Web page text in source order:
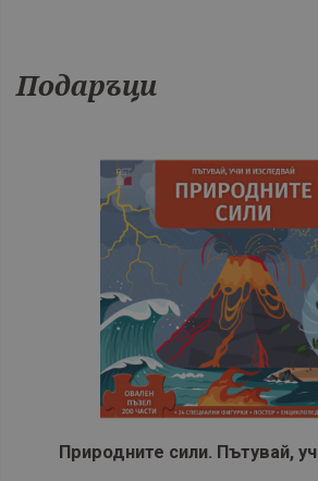
Подаръци
Природните сили. Пътувай,